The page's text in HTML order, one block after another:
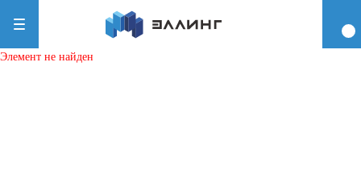
Элемент не найден